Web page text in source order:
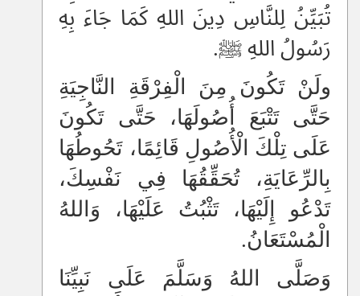
تُبَيِّنُ لِلنَّاسِ دِينَ اللهِ كَمَا جَاءَ بِهِ
رَسُولُ اللهِ ﷺ.
ولَنْ تَكُونَ مِنَ الْفِرْقَةِ النَّاجِيَةِ
حَتَّى تَتْبَعَ أُصُولَهَا، حَتَّى تَكُونَ
عَلَى تِلْكَ الْأُصُولِ قَائِمًا، تَحُوطُهَا
بِالرِّعَايَةِ، تُحَقِّقُهَا فِي نَفْسِكَ،
تَدْعُو إِلَيْهَا، تَثْبُتُ عَلَيْهَا، وَاللهُ
الْمُسْتَعَانُ.
وَصَلَّى اللهُ وَسَلَّمَ عَلَى نَبِيِّنَا